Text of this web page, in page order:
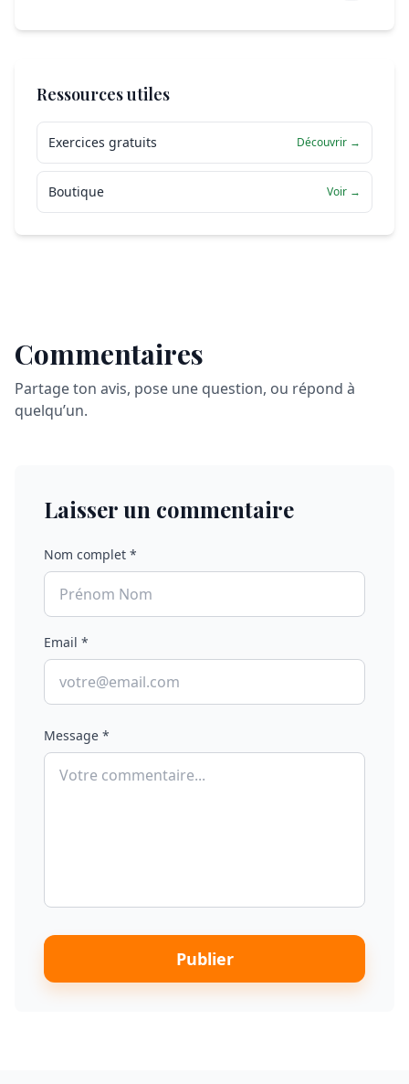
Ressources utiles
Exercices gratuits Découvrir →
Boutique Voir →
Commentaires
Partage ton avis, pose une question, ou répond à
quelqu’un.
Laisser un commentaire
Nom complet *
Email *
Message *
Publier